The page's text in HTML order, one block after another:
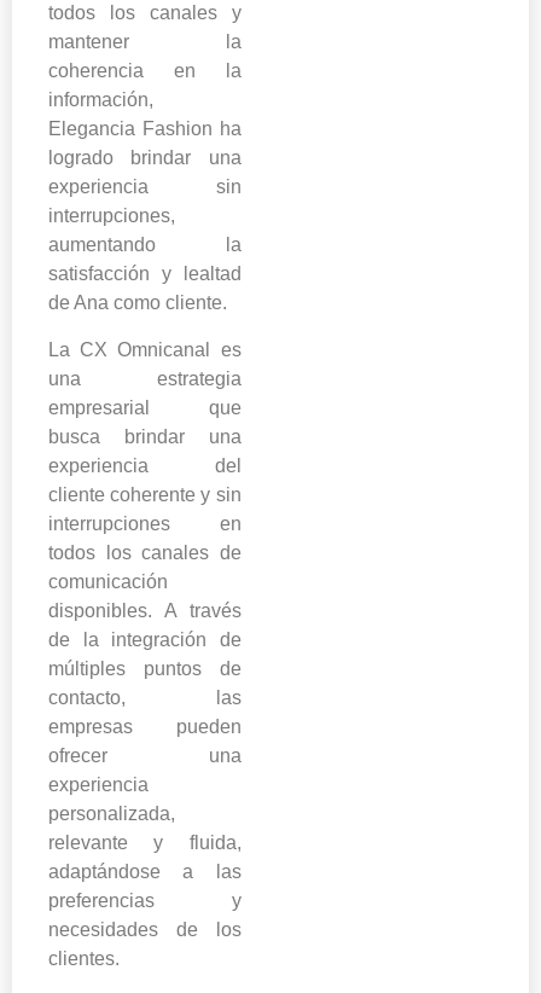
todos los canales y
mantener la
coherencia en la
información,
Elegancia Fashion ha
logrado brindar una
experiencia sin
interrupciones,
aumentando la
satisfacción y lealtad
de Ana como cliente.
La CX Omnicanal es
una estrategia
empresarial que
busca brindar una
experiencia del
cliente coherente y sin
interrupciones en
todos los canales de
comunicación
disponibles. A través
de la integración de
múltiples puntos de
contacto, las
empresas pueden
ofrecer una
experiencia
personalizada,
relevante y fluida,
adaptándose a las
preferencias y
necesidades de los
clientes.